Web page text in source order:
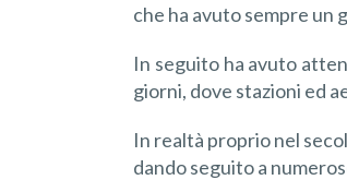
che ha avuto sempre un
In seguito ha avuto
giorni, dove stazioni ed
In realtà proprio nel
dando seguito a